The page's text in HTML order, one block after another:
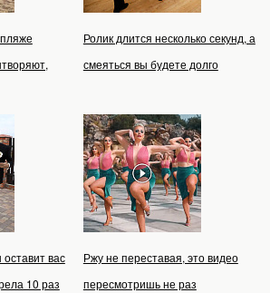
Ролик длится несколько секунд, а
смеяться вы будете долго
вас
10 раз
Ржу не переставая, это видео
пересмотришь не раз